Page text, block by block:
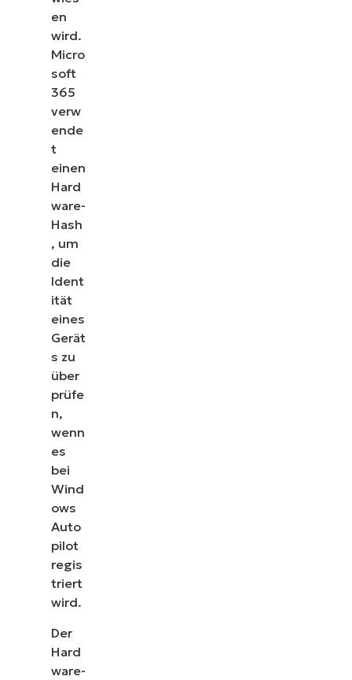
en
wird.
Micro
soft
365
verw
ende
t
einen
Hard
ware-
Hash
, um
die
Ident
ität
eines
Gerät
s zu
über
prüfe
n,
wenn
es
bei
Wind
ows
Auto
pilot
regis
triert
wird.
Der
Hard
ware-